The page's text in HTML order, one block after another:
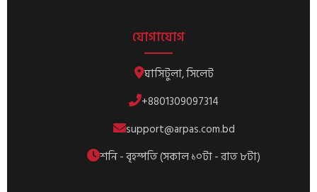
যোগাযোগ
ঘাসিটুলা, সিলেট
+8801309097314
support@arpas.com.bd
শনি - বৃহস্পতি (সকাল ১০টা - রাত ৮টা)